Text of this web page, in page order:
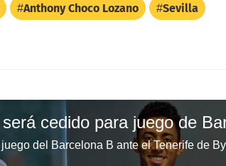
Anthony Choco Lozano Sevilla